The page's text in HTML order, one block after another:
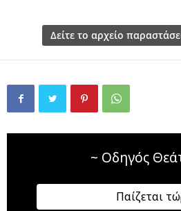
~ Οδηγός
Παίζεται